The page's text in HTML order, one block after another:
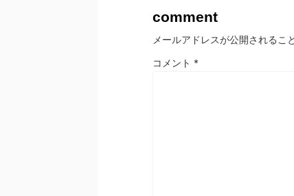
comment
メールアドレスが公開されるこ
コメント *